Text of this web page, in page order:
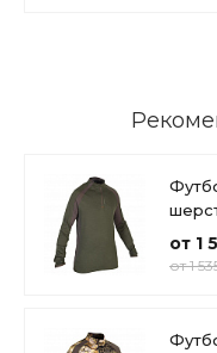
900
от 1
от 1